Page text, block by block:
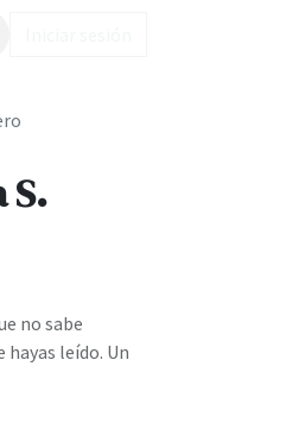
S.
no sabe
hayas leído. Un